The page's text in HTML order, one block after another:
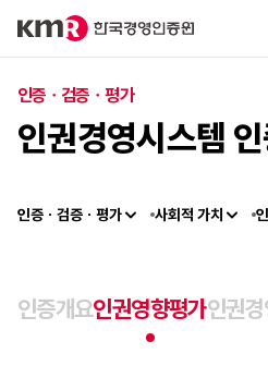
인증ㆍ검증ㆍ평가
인권경영시스템
인증ㆍ검증ㆍ평가 사회적 가치
인증개요인권영향평가인권